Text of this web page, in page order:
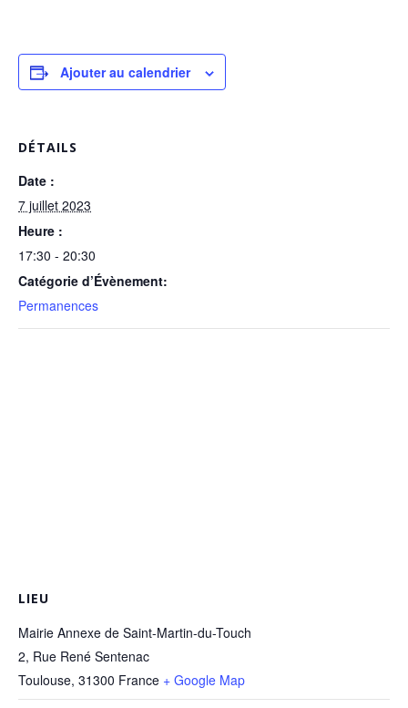
Ajouter au calendrier
DÉTAILS
Date :
7 juillet 2023
Heure :
17:30 - 20:30
Catégorie d’Évènement:
Permanences
LIEU
Mairie Annexe de Saint-Martin-du-Touch
2, Rue René Sentenac
Toulouse, 31300 France + Google Map